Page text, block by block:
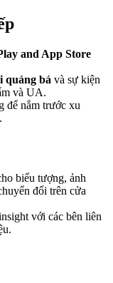
and App Store
quảng bá và sự kiện
và UA.
để nắm trước xu
biểu tượng, ảnh
đổi trên cửa
với các bên liên